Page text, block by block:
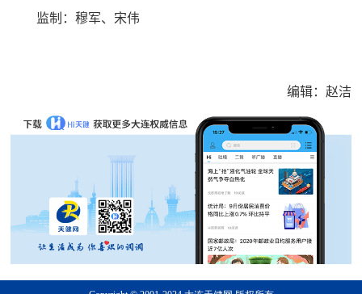
监制：穆军、宋伟
编辑：赵洁